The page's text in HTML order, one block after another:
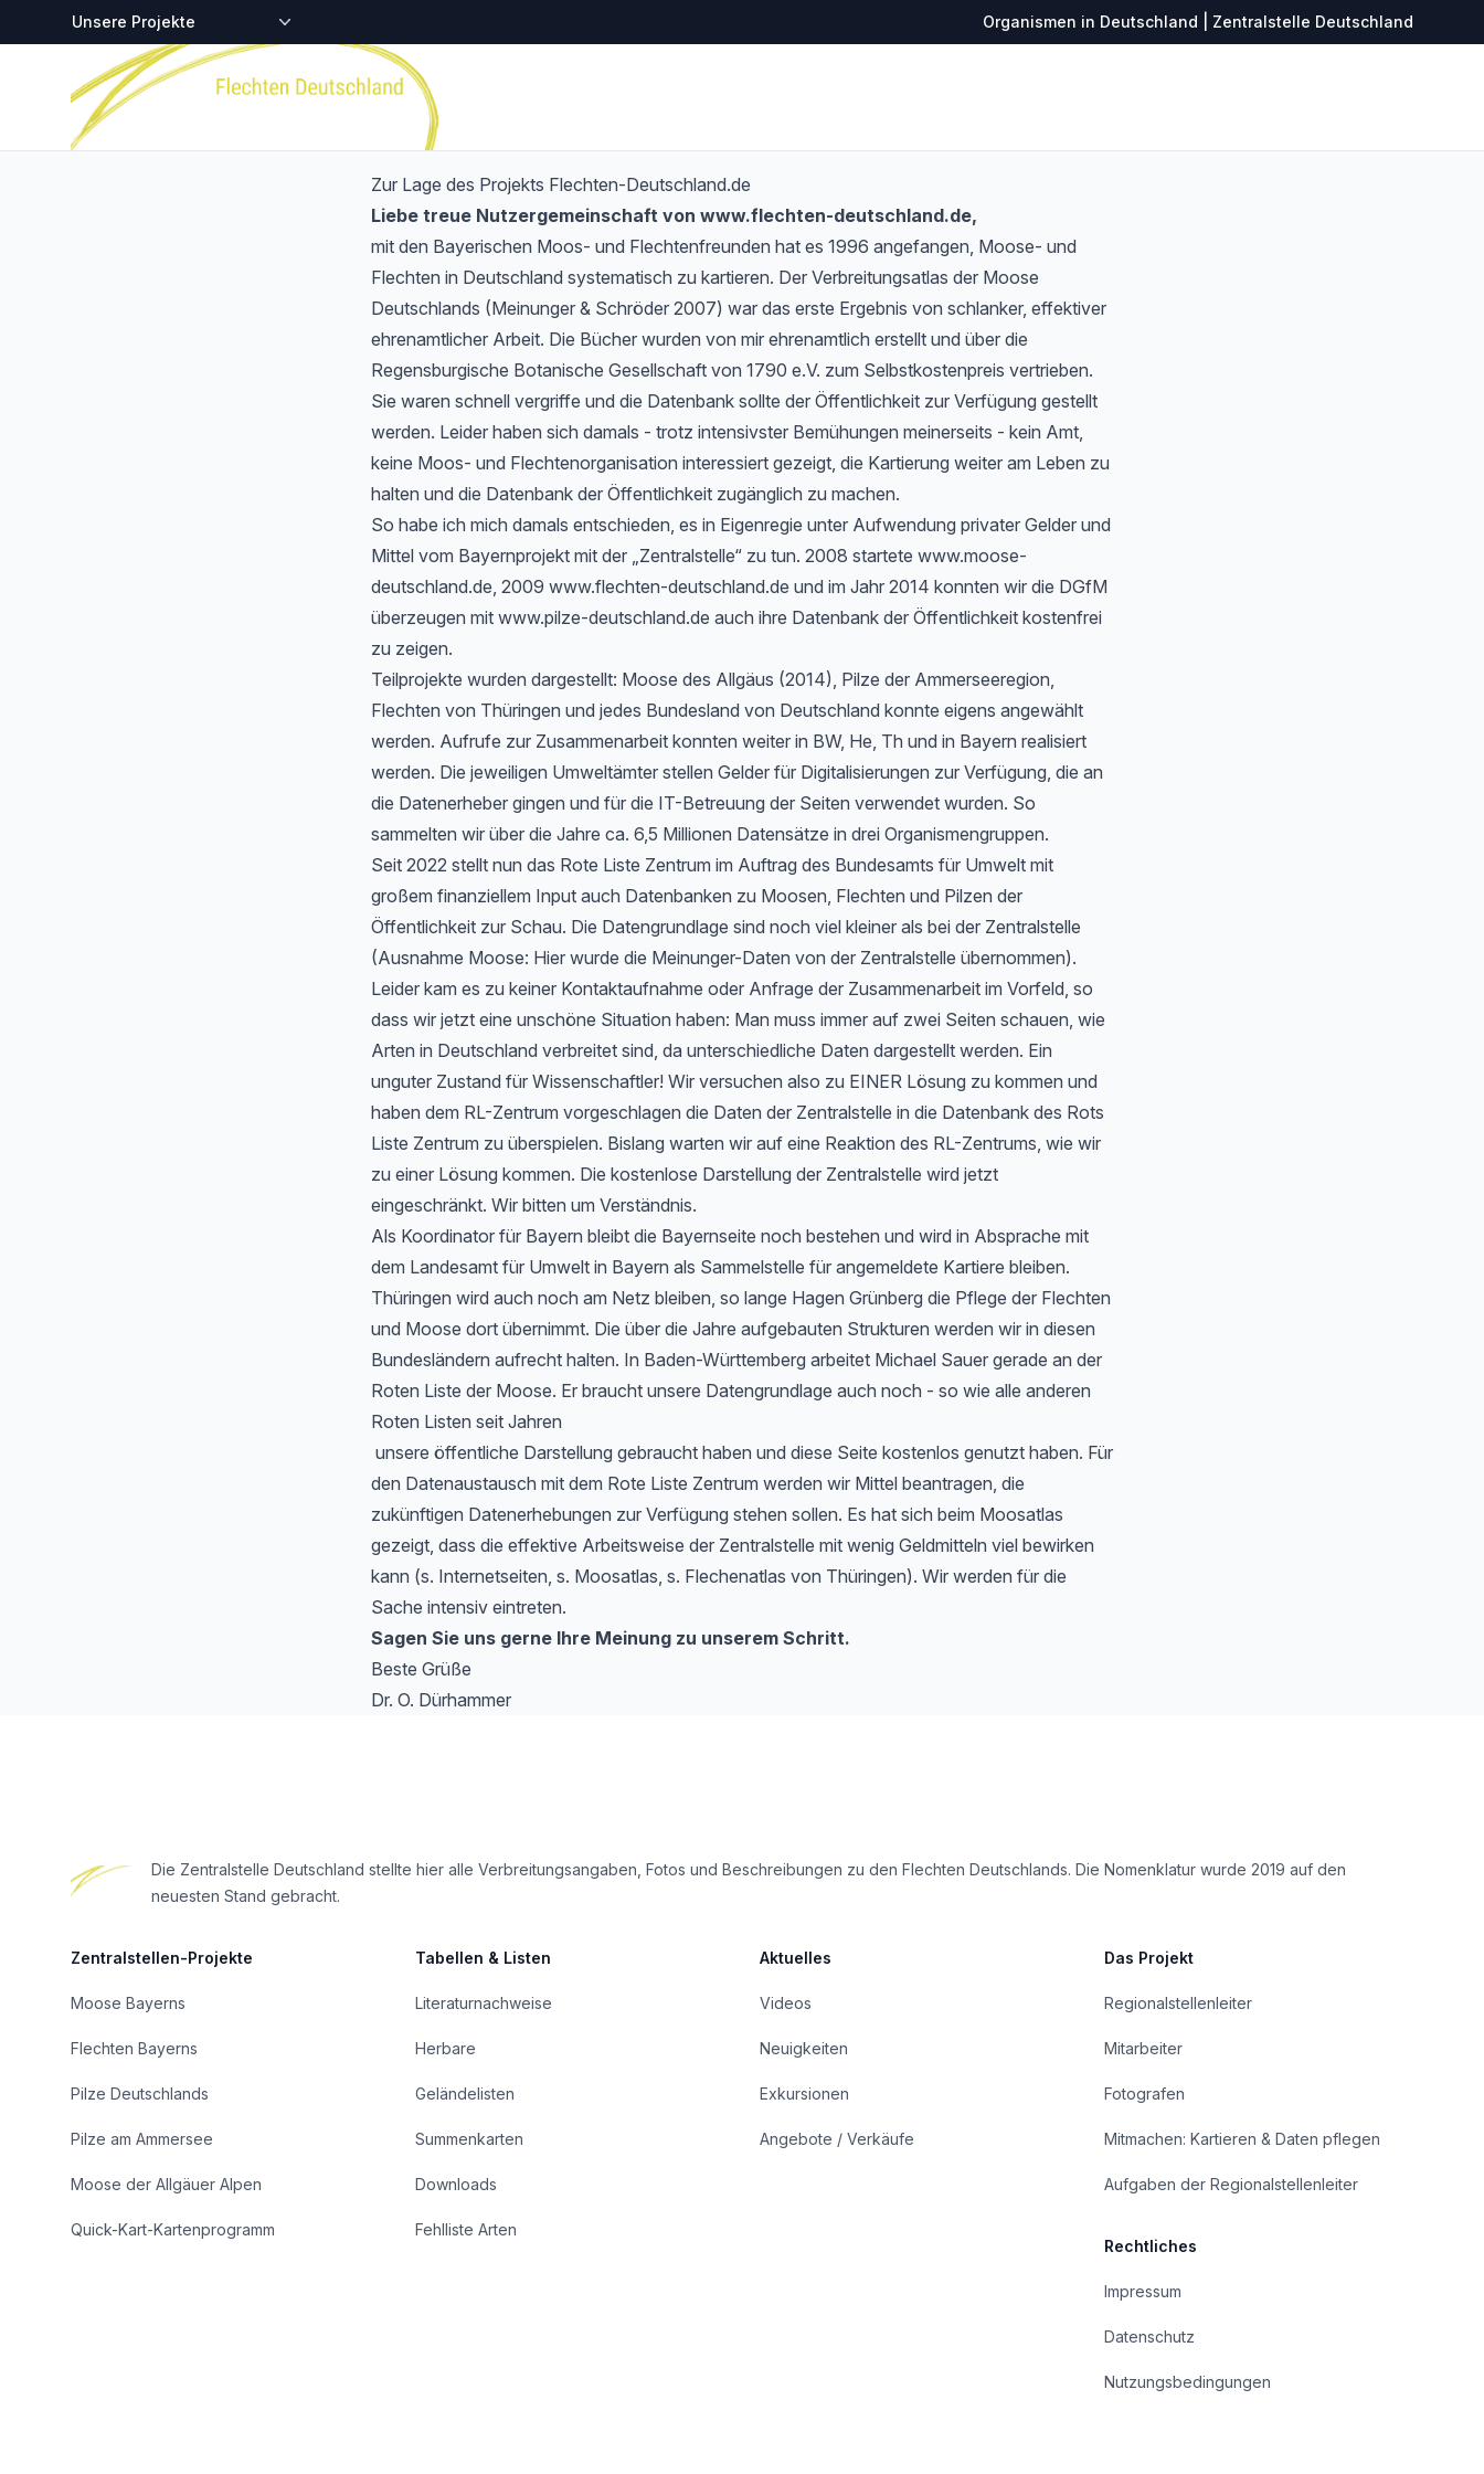
Zentralstellen-Projekte Organismen in Deutschland | Zentralstelle Deutschland
Startseite
Zur Lage des Projekts Flechten-Deutschland.de
Liebe treue Nutzergemeinschaft von www.flechten-deutschland.de,
mit den Bayerischen Moos- und Flechtenfreunden hat es 1996 angefangen, Moose- und
Flechten in Deutschland systematisch zu kartieren. Der Verbreitungsatlas der Moose
Deutschlands (Meinunger & Schröder 2007) war das erste Ergebnis von schlanker, effektiver
ehrenamtlicher Arbeit. Die Bücher wurden von mir ehrenamtlich erstellt und über die
Regensburgische Botanische Gesellschaft von 1790 e.V. zum Selbstkostenpreis vertrieben.
Sie waren schnell vergriffe und die Datenbank sollte der Öffentlichkeit zur Verfügung gestellt
werden. Leider haben sich damals - trotz intensivster Bemühungen meinerseits - kein Amt,
keine Moos- und Flechtenorganisation interessiert gezeigt, die Kartierung weiter am Leben zu
halten und die Datenbank der Öffentlichkeit zugänglich zu machen.
So habe ich mich damals entschieden, es in Eigenregie unter Aufwendung privater Gelder und
Mittel vom Bayernprojekt mit der „Zentralstelle“ zu tun. 2008 startete www.moose-
deutschland.de, 2009 www.flechten-deutschland.de und im Jahr 2014 konnten wir die DGfM
überzeugen mit www.pilze-deutschland.de auch ihre Datenbank der Öffentlichkeit kostenfrei
zu zeigen.
Teilprojekte wurden dargestellt: Moose des Allgäus (2014), Pilze der Ammerseeregion,
Flechten von Thüringen und jedes Bundesland von Deutschland konnte eigens angewählt
werden. Aufrufe zur Zusammenarbeit konnten weiter in BW, He, Th und in Bayern realisiert
werden. Die jeweiligen Umweltämter stellen Gelder für Digitalisierungen zur Verfügung, die an
die Datenerheber gingen und für die IT-Betreuung der Seiten verwendet wurden. So
sammelten wir über die Jahre ca. 6,5 Millionen Datensätze in drei Organismengruppen.
Seit 2022 stellt nun das Rote Liste Zentrum im Auftrag des Bundesamts für Umwelt mit
großem finanziellem Input auch Datenbanken zu Moosen, Flechten und Pilzen der
Öffentlichkeit zur Schau. Die Datengrundlage sind noch viel kleiner als bei der Zentralstelle
(Ausnahme Moose: Hier wurde die Meinunger-Daten von der Zentralstelle übernommen).
Leider kam es zu keiner Kontaktaufnahme oder Anfrage der Zusammenarbeit im Vorfeld, so
dass wir jetzt eine unschöne Situation haben: Man muss immer auf zwei Seiten schauen, wie
Arten in Deutschland verbreitet sind, da unterschiedliche Daten dargestellt werden. Ein
unguter Zustand für Wissenschaftler! Wir versuchen also zu EINER Lösung zu kommen und
haben dem RL-Zentrum vorgeschlagen die Daten der Zentralstelle in die Datenbank des Rots
Liste Zentrum zu überspielen. Bislang warten wir auf eine Reaktion des RL-Zentrums, wie wir
zu einer Lösung kommen. Die kostenlose Darstellung der Zentralstelle wird jetzt
eingeschränkt. Wir bitten um Verständnis.
Als Koordinator für Bayern bleibt die Bayernseite noch bestehen und wird in Absprache mit
dem Landesamt für Umwelt in Bayern als Sammelstelle für angemeldete Kartiere bleiben.
Thüringen wird auch noch am Netz bleiben, so lange Hagen Grünberg die Pflege der Flechten
und Moose dort übernimmt. Die über die Jahre aufgebauten Strukturen werden wir in diesen
Bundesländern aufrecht halten. In Baden-Württemberg arbeitet Michael Sauer gerade an der
Roten Liste der Moose. Er braucht unsere Datengrundlage auch noch - so wie alle anderen
Roten Listen seit Jahren
unsere öffentliche Darstellung gebraucht haben und diese Seite kostenlos genutzt haben. Für
den Datenaustausch mit dem Rote Liste Zentrum werden wir Mittel beantragen, die
zukünftigen Datenerhebungen zur Verfügung stehen sollen. Es hat sich beim Moosatlas
gezeigt, dass die effektive Arbeitsweise der Zentralstelle mit wenig Geldmitteln viel bewirken
kann (s. Internetseiten, s. Moosatlas, s. Flechenatlas von Thüringen). Wir werden für die
Sache intensiv eintreten.
Sagen Sie uns gerne Ihre Meinung zu unserem Schritt.
Beste Grüße
Dr. O. Dürhammer
Die Zentralstelle Deutschland stellte hier alle Verbreitungsangaben, Fotos und Beschreibungen zu den Flechten Deutschlands. Die Nomenklatur wurde 2019 auf den
neuesten Stand gebracht.
Zentralstellen-Projekte
Moose Bayerns
Flechten Bayerns
Pilze Deutschlands
Pilze am Ammersee
Moose der Allgäuer Alpen
Quick-Kart-Kartenprogramm
Tabellen & Listen
Literaturnachweise
Herbare
Geländelisten
Summenkarten
Downloads
Fehlliste Arten
Aktuelles
Videos
Neuigkeiten
Exkursionen
Angebote / Verkäufe
Das Projekt
Regionalstellenleiter
Mitarbeiter
Fotografen
Mitmachen: Kartieren & Daten pflegen
Aufgaben der Regionalstellenleiter
Rechtliches
Impressum
Datenschutz
Nutzungsbedingungen